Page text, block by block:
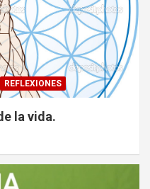
REFLEXIONES
la vida.